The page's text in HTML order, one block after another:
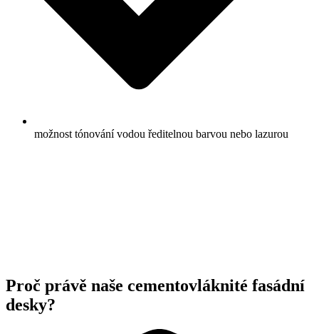
možnost tónování vodou ředitelnou barvou nebo lazurou
Proč právě naše cementovláknité fasádní
desky?